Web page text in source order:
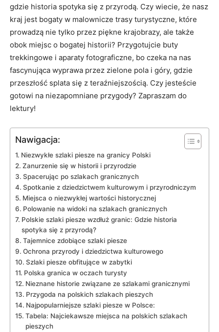
gdzie‍ historia spotyka się z przyrodą. Czy ​wiecie, że nasz
kraj​ jest bogaty‍ w malownicze trasy turystyczne, ⁤które
prowadzą nie tylko przez piękne krajobrazy, ale także‌
obok miejsc o bogatej historii? Przygotujcie buty
trekkingowe i aparaty fotograficzne, bo‍ czeka na nas
‌fascynująca wyprawa przez zielone pola i ​góry, ‍gdzie
przeszłość​ splata się z teraźniejszością. Czy jesteście‍
gotowi​ na niezapomniane przygody? Zapraszam‌ do
lektury!
Nawigacja:
Niezwykłe szlaki‌ piesze na ‌granicy Polski
Zanurzenie się w historii i przyrodzie
Spacerując po szlakach ⁤granicznych
Spotkanie z ‌dziedzictwem kulturowym i przyrodniczym
Miejsca ​o niezwykłej wartości historycznej
Polowanie na widoki na szlakach granicznych
Polskie ⁣szlaki piesze wzdłuż ‍granic: Gdzie historia
‌spotyka się z przyrodą?
Tajemnice zdobiące szlaki piesze
Ochrona‌ przyrody i dziedzictwa‌ kulturowego
Szlaki piesze‌ obfitujące w‍ zabytki
Polska granica w oczach turysty
Nieznane⁢ historie związane ze szlakami granicznymi
Przygoda na polskich‍ szlakach pieszych
Najpopularniejsze szlaki​ piesze w Polsce:
Tabela: Najciekawsze ​miejsca na polskich szlakach
pieszych